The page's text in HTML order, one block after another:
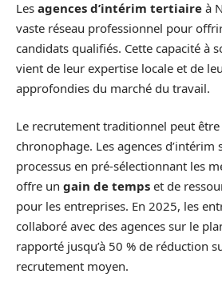
Les agences d’intérim tertiaire à
vaste réseau professionnel pour
candidats qualifiés. Cette capacité à
vient de leur expertise locale et de
approfondies du marché du travail.
Le recrutement traditionnel peut
chronophage. Les agences d’intérim
processus en pré-sélectionnant les
offre un gain de temps et de
pour les entreprises. En 2025, les
collaboré avec des agences sur le
rapporté jusqu’à 50 % de réduction
recrutement moyen.